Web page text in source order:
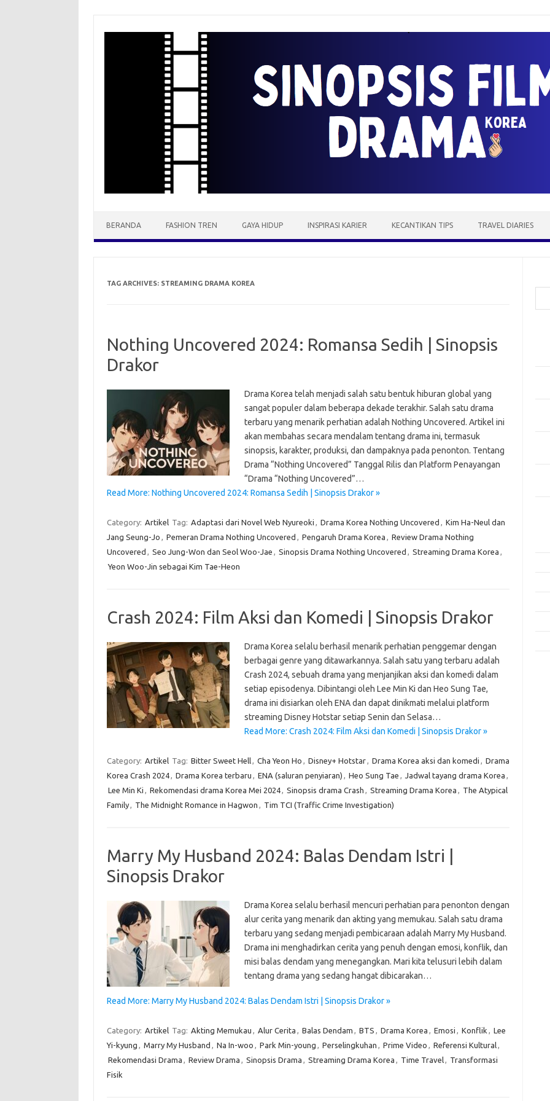
BERANDA FASHION TREN GAYA HIDUP INSPIRASI KARIER KECANTIKAN TIPS TRAVEL DIARIES
TAG ARCHIVES: STREAMING DRAMA KOREA
Nothing Uncovered 2024: Romansa Sedih | Sinopsis
Drakor
Drama Korea telah menjadi salah satu bentuk hiburan global yang
sangat populer dalam beberapa dekade terakhir. Salah satu drama
terbaru yang menarik perhatian adalah Nothing Uncovered. Artikel ini
akan membahas secara mendalam tentang drama ini, termasuk
sinopsis, karakter, produksi, dan dampaknya pada penonton. Tentang
Drama “Nothing Uncovered” Tanggal Rilis dan Platform Penayangan
“Drama “Nothing Uncovered”…
Read More: Nothing Uncovered 2024: Romansa Sedih | Sinopsis Drakor »
Category: Artikel Tag: Adaptasi dari Novel Web Nyureoki , Drama Korea Nothing Uncovered , Kim Ha-Neul dan
Jang Seung-Jo , Pemeran Drama Nothing Uncovered , Pengaruh Drama Korea , Review Drama Nothing
Uncovered , Seo Jung-Won dan Seol Woo-Jae , Sinopsis Drama Nothing Uncovered , Streaming Drama Korea ,
Yeon Woo-Jin sebagai Kim Tae-Heon
Crash 2024: Film Aksi dan Komedi | Sinopsis Drakor
Drama Korea selalu berhasil menarik perhatian penggemar dengan
berbagai genre yang ditawarkannya. Salah satu yang terbaru adalah
Crash 2024, sebuah drama yang menjanjikan aksi dan komedi dalam
setiap episodenya. Dibintangi oleh Lee Min Ki dan Heo Sung Tae,
drama ini disiarkan oleh ENA dan dapat dinikmati melalui platform
streaming Disney Hotstar setiap Senin dan Selasa…
Read More: Crash 2024: Film Aksi dan Komedi | Sinopsis Drakor »
Category: Artikel Tag: Bitter Sweet Hell, Cha Yeon Ho , Disney+ Hotstar, Drama Korea aksi dan komedi , Drama
Korea Crash 2024, Drama Korea terbaru , ENA (saluran penyiaran) , Heo Sung Tae , Jadwal tayang drama Korea ,
Lee Min Ki , Rekomendasi drama Korea Mei 2024, Sinopsis drama Crash , Streaming Drama Korea , The Atypical
Family, The Midnight Romance in Hagwon , Tim TCI (Traffic Crime Investigation)
Marry My Husband 2024: Balas Dendam Istri |
Sinopsis Drakor
Drama Korea selalu berhasil mencuri perhatian para penonton dengan
alur cerita yang menarik dan akting yang memukau. Salah satu drama
terbaru yang sedang menjadi pembicaraan adalah Marry My Husband.
Drama ini menghadirkan cerita yang penuh dengan emosi, konflik, dan
misi balas dendam yang menegangkan. Mari kita telusuri lebih dalam
tentang drama yang sedang hangat dibicarakan…
Read More: Marry My Husband 2024: Balas Dendam Istri | Sinopsis Drakor »
Category: Artikel Tag: Akting Memukau , Alur Cerita , Balas Dendam , BTS , Drama Korea , Emosi , Konflik , Lee
Yi-kyung , Marry My Husband , Na In-woo , Park Min-young , Perselingkuhan , Prime Video , Referensi Kultural,
Rekomendasi Drama , Review Drama , Sinopsis Drama , Streaming Drama Korea , Time Travel, Transformasi
Fisik